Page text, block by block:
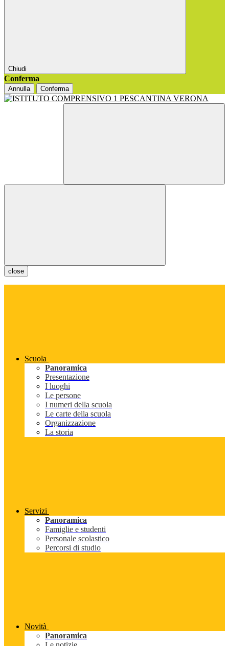
Chiudi
Conferma
Annulla Conferma
close
Scuola
Panoramica
Presentazione
I luoghi
Le persone
I numeri della scuola
Le carte della scuola
Organizzazione
La storia
Servizi
Panoramica
Famiglie e studenti
Personale scolastico
Percorsi di studio
Novità
Panoramica